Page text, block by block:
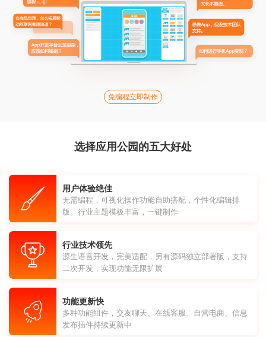
免编程立即制作
选择应用公园的五大好处
用户体验绝佳
无需编程，可视化操作功能自助搭配，个性化编辑排
版。行业主题模板丰富，一键制作
行业技术领先
源生语言开发，完美适配，另有源码独立部署版，支持
二次开发，实现功能无限扩展
功能更新快
多种功能组件，交友聊天、在线客服、自营电商、信息
发布插件持续更新中